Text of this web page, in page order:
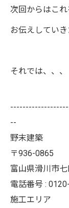
次回からはこ
お伝えしていき
それでは、、、
--
野末建築
〒936-0865
富山県滑川市
電話番号 :
施工エリア